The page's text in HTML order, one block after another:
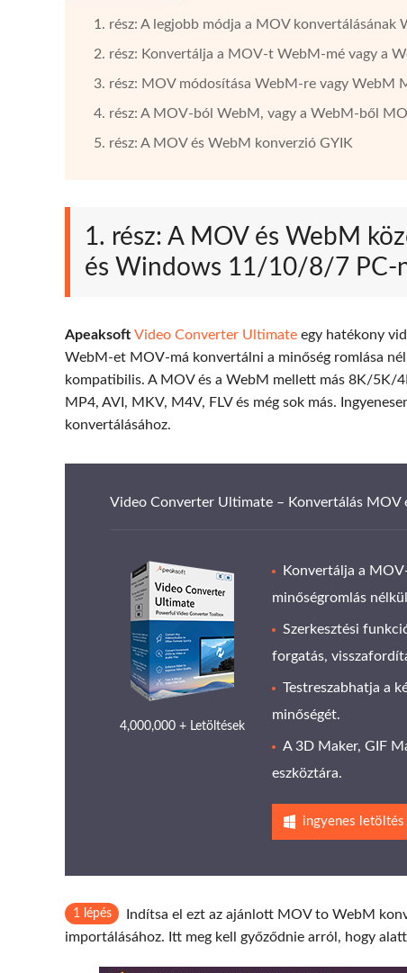
1. rész: A legjobb módja a MOV
2. rész: Konvertálja a MOV-t WebM-mé vagy a
3. rész: MOV módosítása WebM-re vagy WebM
4. rész: A MOV-ból WebM, vagy a WebM-ből
5. rész: A MOV és WebM konverzió GYIK
1. rész: A MOV és WebM
és Windows 11/10/8/7 PC-
Apeaksoft Video Converter Ultimate egy hatékony
WebM-et MOV-má konvertálni a minőség romlása
kompatibilis. A MOV és a WebM mellett más 8K/
MP4, AVI, MKV, M4V, FLV és még sok más.
konvertálásához.
Video Converter Ultimate – Konvertálás MOV
4,000,000 + Letöltések
Konvertálja a
minőségromlás
Szerkesztési
forgatás,
Testreszabhatja a
minőségét.
A 3D Maker, GIF
eszköztára.
ingyenes letöltés
1 lépés Indítsa el ezt az ajánlott MOV to WebM
importálásához. Itt meg kell győződnie arról, hogy